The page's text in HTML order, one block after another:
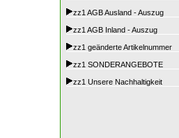
zz1 AGB Ausland - Auszug
zz1 AGB Inland - Auszug
zz1 geänderte Artikelnummer
zz1 SONDERANGEBOTE
zz1 Unsere Nachhaltigkeit